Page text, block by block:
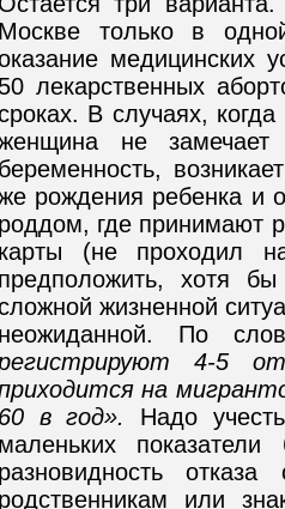
Москве только в
медицинских
50 лекарственных
В случаях,
не
беременность,
рождения ребенка и
роддом, где принимают
карты (не проходил
предположить, хотя
жизненной
неожиданной. По
4-5
на
60 в год».
Надо
маленьких
разновидность
родственникам или